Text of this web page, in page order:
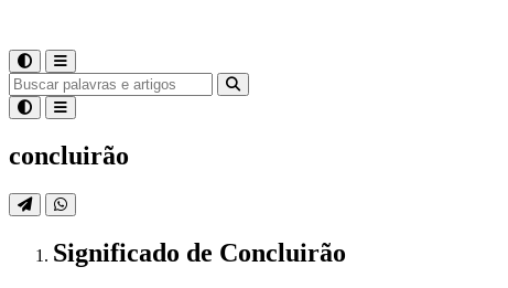
concluirão
Significado de Concluirão